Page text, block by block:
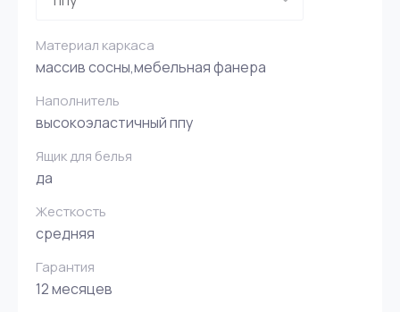
Материал каркаса
массив сосны,мебельная фанера
Наполнитель
высокоэластичный ппу
Ящик для белья
да
Жесткость
средняя
Гарантия
12 месяцев